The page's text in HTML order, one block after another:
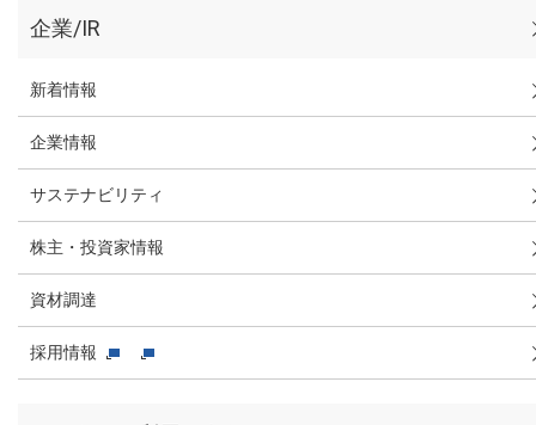
企業/IR
新着情報
企業情報
サステナビリティ
株主・投資家情報
資材調達
採用情報